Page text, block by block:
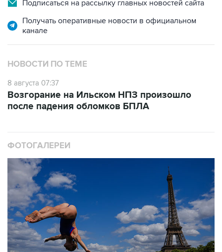
Подписаться на рассылку главных новостей сайта
Получать оперативные новости в официальном
канале
НОВОСТИ ПО ТЕМЕ
8 августа 07:37
Возгорание на Ильском НПЗ произошло
после падения обломков БПЛА
ФОТОГАЛЕРЕИ